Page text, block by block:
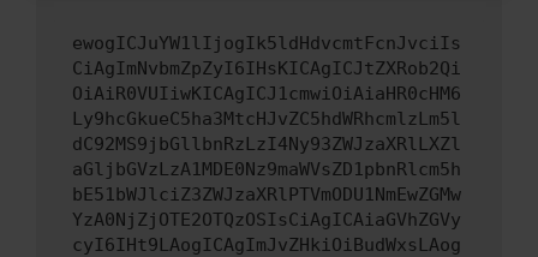
ewogICJuYW1lIjogIk5ldHdvcmtFcnJvciIs
CiAgImNvbmZpZyI6IHsKICAgICJtZXRob2Qi
OiAiR0VUIiwKICAgICJ1cmwiOiAiaHR0cHM6
Ly9hcGkueC5ha3MtcHJvZC5hdWRhcmlzLm5l
dC92MS9jbGllbnRzLzI4Ny93ZWJzaXRlLXZl
aGljbGVzLzA1MDE0Nz9maWVsZD1pbnRlcm5h
bE51bWJlciZ3ZWJzaXRlPTVmODU1NmEwZGMw
YzA0NjZjOTE2OTQzOSIsCiAgICAiaGVhZGVy
cyI6IHt9LAogICAgImJvZHkiOiBudWxsLAog